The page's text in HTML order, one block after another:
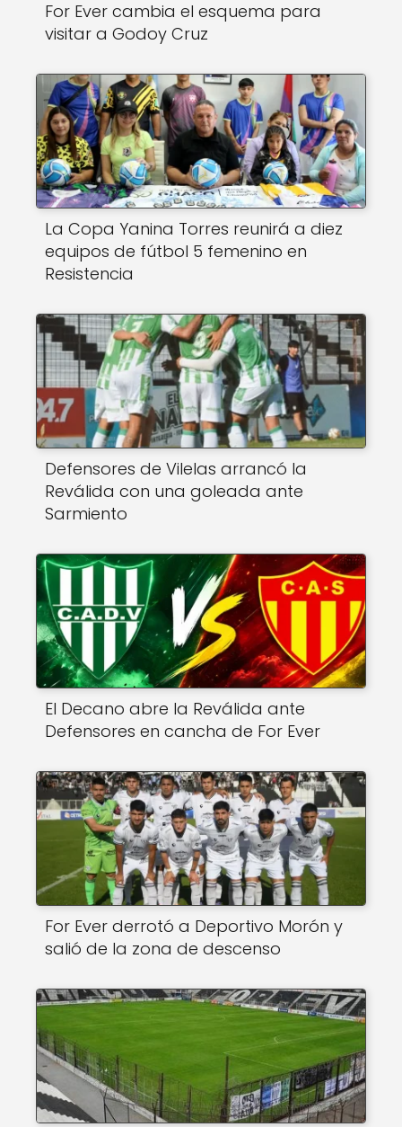
For Ever cambia el esquema para
visitar a Godoy Cruz
La Copa Yanina Torres reunirá a diez
equipos de fútbol 5 femenino en
Resistencia
Defensores de Vilelas arrancó la
Reválida con una goleada ante
Sarmiento
El Decano abre la Reválida ante
Defensores en cancha de For Ever
For Ever derrotó a Deportivo Morón y
salió de la zona de descenso